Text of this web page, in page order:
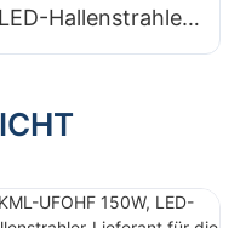
LED-Hallenstrahler-
für die
usw.